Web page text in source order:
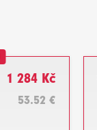
1 284 Kč
53.52 €